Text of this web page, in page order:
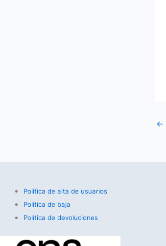
←
Política de alta de usuarios
Política de baja
Política de devoluciones